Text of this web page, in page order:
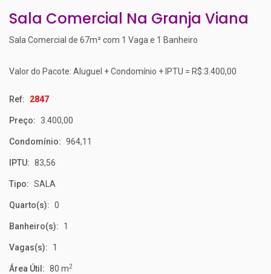
Sala Comercial Na Granja Viana
Sala Comercial de 67m² com 1 Vaga e 1 Banheiro
Valor do Pacote: Aluguel + Condomínio + IPTU = R$:3.400,00
Ref: 2847
Preço: 3.400,00
Condomínio: 964,11
IPTU: 83,56
Tipo: SALA
Quarto(s): 0
Banheiro(s): 1
Vagas(s): 1
Área Útil: 80 m2